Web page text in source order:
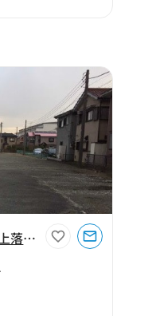
【神奈川県厚木市】厚木市上落合駐車場